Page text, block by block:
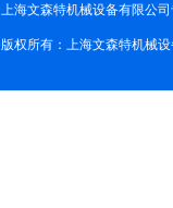
上海文森特机械设备有限公
版权所有：上海文森特机械